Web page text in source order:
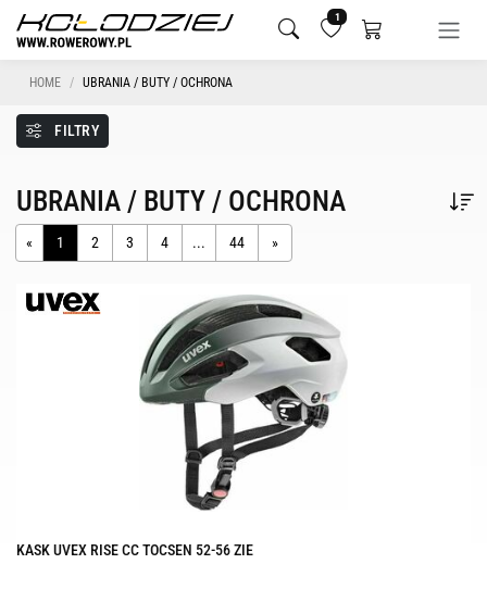
1
HOME UBRANIA / BUTY / OCHRONA
FILTRY
UBRANIA / BUTY / OCHRONA
« 1 2 3 4 ... 44 »
KASK UVEX RISE CC TOCSEN 52-56 ZIE